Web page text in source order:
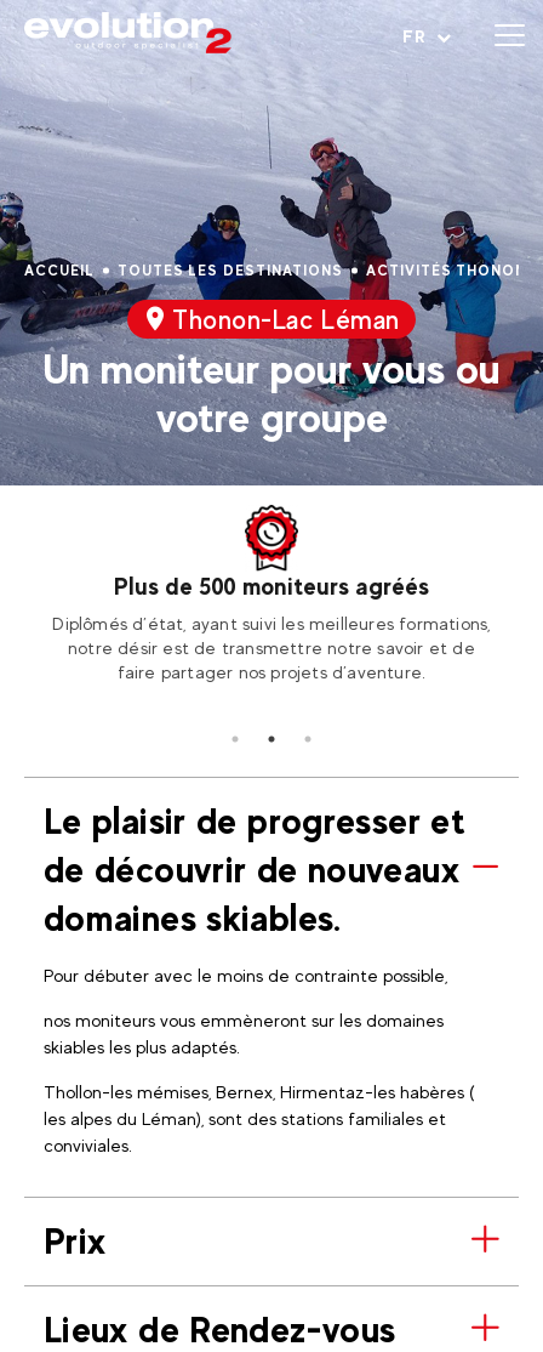
FR
Ouvrir le menu
ACCUEIL TOUTES LES DESTINATIONS ACTIVITÉS THONON-
Thonon-Lac Léman
Un moniteur pour vous ou
votre groupe
Plus de 500 moniteurs agréés
Diplômés d’état, ayant suivi les meilleures formations,
notre désir est de transmettre notre savoir et de
faire partager nos projets d’aventure.
Le plaisir de progresser et
de découvrir de nouveaux
domaines skiables.
Pour débuter avec le moins de contrainte possible,
nos moniteurs vous emmèneront sur les domaines
skiables les plus adaptés.
Thollon-les mémises, Bernex, Hirmentaz-les habères (
les alpes du Léman), sont des stations familiales et
conviviales.
Prix
Lieux de Rendez-vous